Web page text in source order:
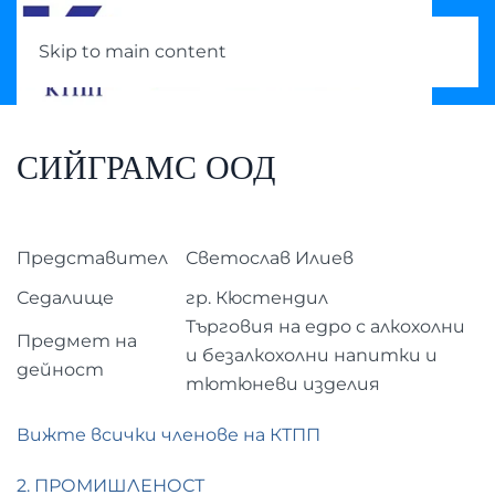
Skip to main content
СИЙГРАМС ООД
Представител
Светослав Илиев
Седалище
гр. Кюстендил
Предмет на
дейност
Търговия на едро с алкохолни
и безалкохолни напитки и
тютюневи изделия
Вижте всички членове на КТПП
2. ПРОМИШЛЕНОСТ